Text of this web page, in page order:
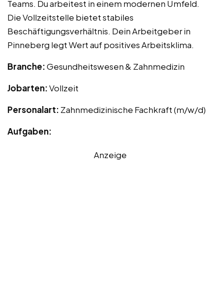
Teams. Du arbeitest in einem modernen Umfeld.
Die Vollzeitstelle bietet stabiles
Beschäftigungsverhältnis. Dein Arbeitgeber in
Pinneberg legt Wert auf positives Arbeitsklima.
Branche:Gesundheitswesen & Zahnmedizin
Jobarten:Vollzeit
Personalart: Zahnmedizinische Fachkraft (m/w/d)
Aufgaben:
Anzeige